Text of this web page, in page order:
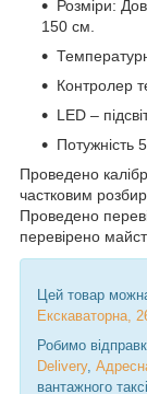
Розміри:
150 см.
Контролер
LED –
Потужність
Проведено
частковим
Проведено
перевірено
Цей товар
Екскаваторна,
Робимо
Delivery,
вантажного